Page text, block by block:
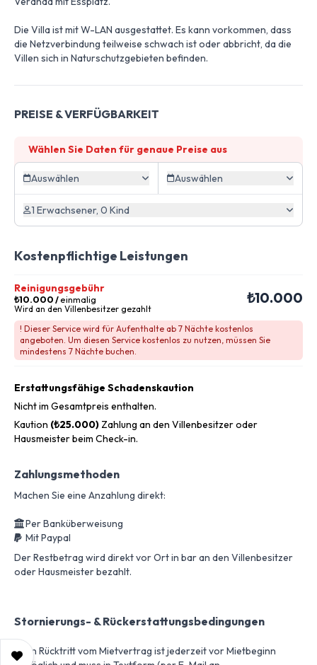
Die Villa ist mit W-LAN ausgestattet. Es kann vorkommen, dass
die Netzverbindung teilweise schwach ist oder abbricht, da die
Villen sich in Naturschutzgebieten befinden.
PREISE & VERFÜGBARKEIT
Wählen Sie Daten für genaue Preise aus
Auswählen Auswählen
1 Erwachsener, 0 Kind
Kostenpflichtige Leistungen
Reinigungsgebühr
₺10.000/einmalig
Wird an den Villenbesitzer gezahlt
₺10.000
! Dieser Service wird für Aufenthalte ab 7 Nächte kostenlos
angeboten. Um diesen Service kostenlos zu nutzen, müssen Sie
mindestens 7 Nächte buchen.
Erstattungsfähige Schadenskaution
Nicht im Gesamtpreis enthalten.
Kaution (₺25.000) Zahlung an den Villenbesitzer oder
Hausmeister beim Check-in.
Zahlungsmethoden
Machen Sie eine Anzahlung direkt:
Per Banküberweisung
Mit Paypal
Der Restbetrag wird direkt vor Ort in bar an den Villenbesitzer
oder Hausmeister bezahlt.
Stornierungs- & Rückerstattungsbedingungen
Ein Rücktritt vom Mietvertrag ist jederzeit vor Mietbeginn